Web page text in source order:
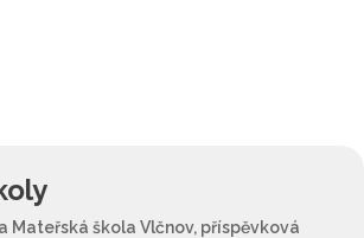
Mateřská škola Vlčnov, příspěvková